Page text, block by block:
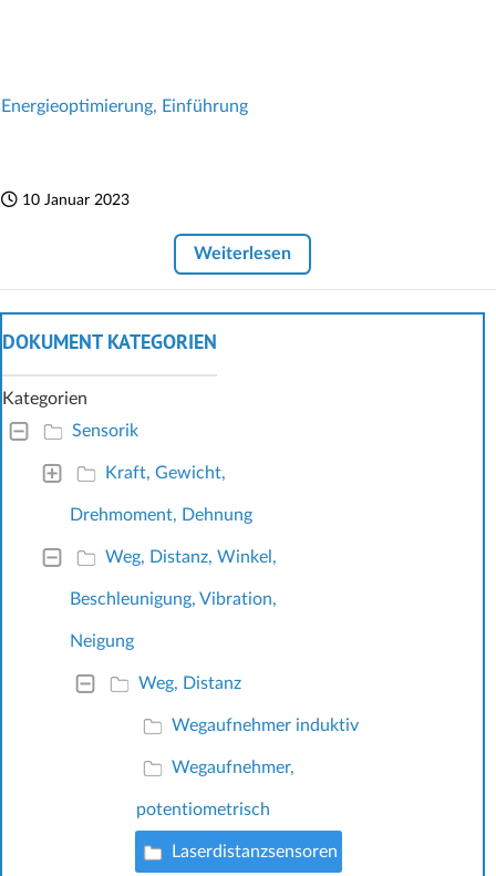
Energieoptimierung, Einführung
10 Januar 2023
Weiterlesen
DOKUMENT KATEGORIEN
Kategorien
Sensorik
Kraft, Gewicht,
Drehmoment, Dehnung
Weg, Distanz, Winkel,
Beschleunigung, Vibration,
Neigung
Weg, Distanz
Wegaufnehmer induktiv
Wegaufnehmer,
potentiometrisch
Laserdistanzsensoren